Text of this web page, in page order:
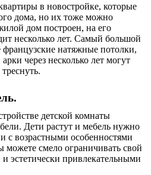
в новостройке, которые
дома, но их тоже можно
дом построен, на его
несколько лет. Самый большой
натяжные потолки,
через несколько лет могут
детской комнаты
Дети растут и мебель нужно
с возрастными особенностями
смело ограничивать свой
эстетически привлекательными